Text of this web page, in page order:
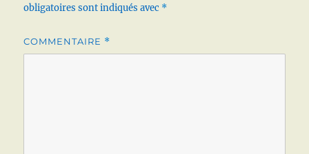
obligatoires sont indiqués avec *
COMMENTAIRE *